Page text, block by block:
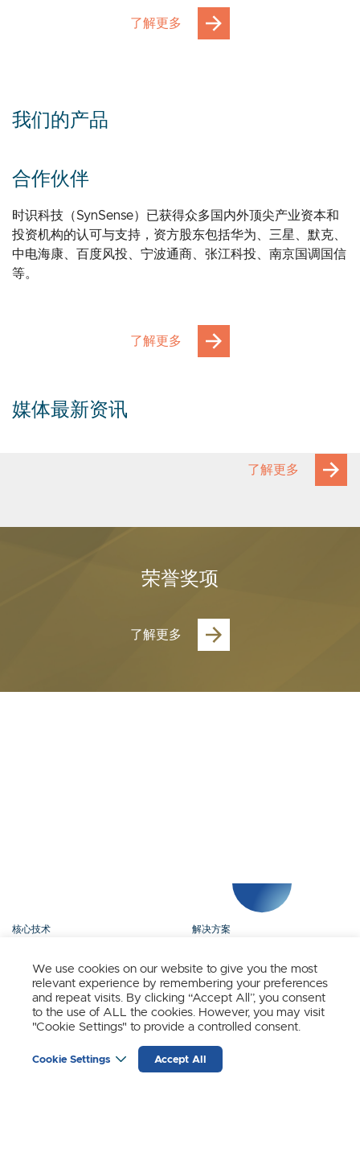
了解更多
我们的产品
合作伙伴
时识科技（SynSense）已获得众多国内外顶尖产业资本和
投资机构的认可与支持，资方股东包括华为、三星、默克、
中电海康、百度风投、宁波通商、张江科投、南京国调国信
等。
了解更多
媒体最新资讯
了解更多
荣誉奖项
了解更多
核心技术 解决方案
关于我们 联系我们
时识科技（SynSense）最新动态
We use cookies on our website to give you the most
relevant experience by remembering your preferences
and repeat visits. By clicking “Accept All”, you consent
to the use of ALL the cookies. However, you may visit
"Cookie Settings" to provide a controlled consent.
Cookie Settings Accept All